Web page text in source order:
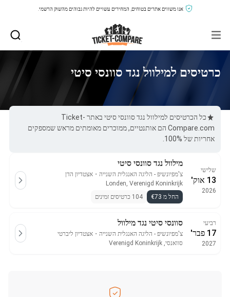
אנו משווים אתרים בטוחים, המחירים עשויים להיות גבוהים מהשוק הרשמי.
כרטיסים למילוול נגד סוונסי סיטי
כל הכרטיסים למילוול נגד סוונסי סיטי באתר Ticket-
Compare.com הם אותנטיים, ממוכרים מאומתים מראש שמספקים
אחריות של 100%.
שלישי
13 אוק'
2026
מילוול נגד סוונסי סיטי
צ'מפיונשיפ - הליגה האנגלית השנייה ・ אצטדיון הדן
Londen, Verenigd Koninkrijk
החל מ €73
104 כרטיסים זמינים
רביעי
17 פבר'
2027
סוונסי סיטי נגד מילוול
צ'מפיונשיפ - הליגה האנגלית השנייה ・ אצטדיון ליברטי
סוואנסי, Verenigd Koninkrijk